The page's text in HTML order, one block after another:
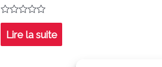
Note
sur
5
Lire la suite